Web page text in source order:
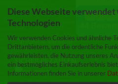
Diese Webseite verwendet
Technologien
Wir verwenden Cookies und ähnliche
Drittanbietern, um die ordentliche
gewährleisten, die Nutzung unseres
ein bestmögliches Einkaufserlebnis
Informationen finden Sie in unserer
Zahlung & Versand
SICHER BEZAHLEN